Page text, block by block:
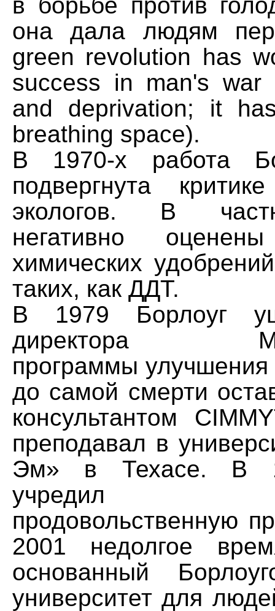
она дала людям
green revolution has
success in man's war
and deprivation; it
breathing space).
В 1970-х работа
подвергнута
экологов. В
негативно
химических
таких, как ДДТ.
В 1979 Борлоуг
директора
программы
до самой смерти
консультантом
преподавал в
Эм» в Техасе. В
учредил
продовольственную
2001 недолгое
основанный
университет для